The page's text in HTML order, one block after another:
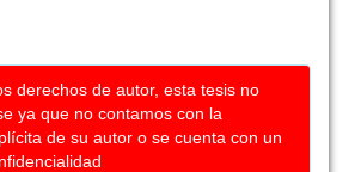
derechos de autor, esta tesis no
ya que no contamos con la
de su autor o se cuenta con un